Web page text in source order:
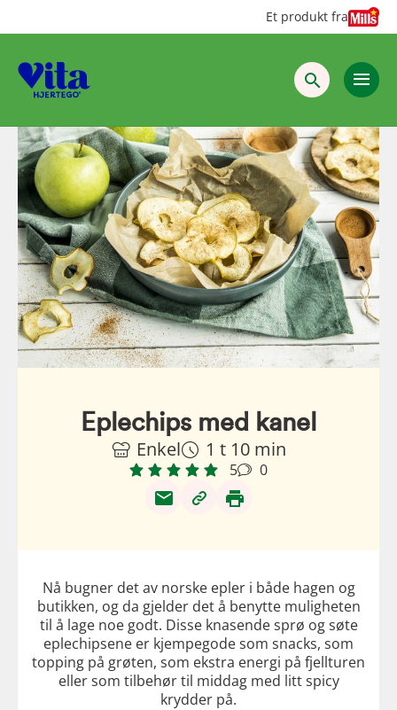
Et produkt fra
Eplechips med kanel
Enkel 1 t 10 min
5 0
Nå bugner det av norske epler i både hagen og
butikken, og da gjelder det å benytte muligheten
til å lage noe godt. Disse knasende sprø og søte
eplechipsene er kjempegode som snacks, som
topping på grøten, som ekstra energi på fjellturen
eller som tilbehør til middag med litt spicy
krydder på.